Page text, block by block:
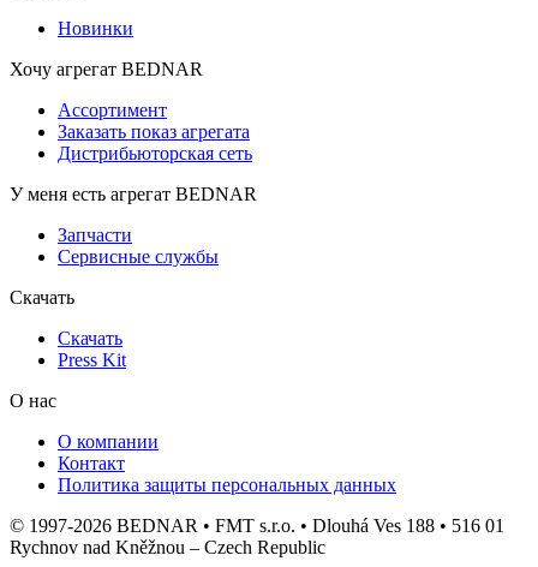
Новинки
Хочу агрегат BEDNAR
Ассортимент
Заказать показ агрегата
Дистрибьюторская сеть
У меня есть агрегат BEDNAR
Запчасти
Сервисные службы
Скачать
Скачать
Press Kit
О нас
О компании
Контакт
Политика защиты персональных данных
© 1997-2026 BEDNAR • FMT s.r.o. • Dlouhá Ves 188 • 516 01
Rychnov nad Kněžnou – Czech Republic